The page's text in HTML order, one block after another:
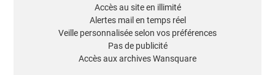
Accès au site en illimité
Alertes mail en temps réel
Veille personnalisée selon vos préférences
Pas de publicité
Accès aux archives Wansquare